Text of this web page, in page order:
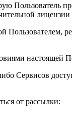
настоящей
Сервисов
от рассылки: